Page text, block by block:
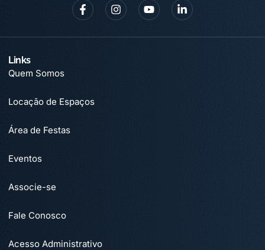
Links
Quem Somos
Locação de Espaços
Área de Festas
Eventos
Associe-se
Fale Conosco
Acesso Administrativo